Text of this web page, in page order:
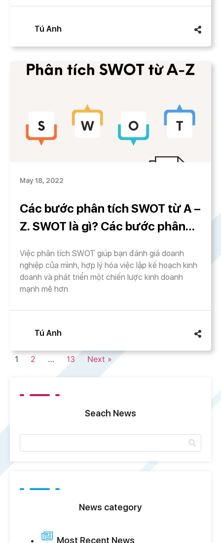
Tú Anh
May 18, 2022
Các bước phân tích SWOT từ A –
Z. SWOT là gì? Các bước phân
Việc phân tích SWOT giúp bạn đánh giá doanh
nghiệp của mình, hợp lý hóa việc lập kế hoạch kinh
doanh và phát triển một chiến lược kinh doanh
mạnh mẽ hơn.
Tú Anh
1 2 … 13 Next »
Seach News
News category
Most Recent News